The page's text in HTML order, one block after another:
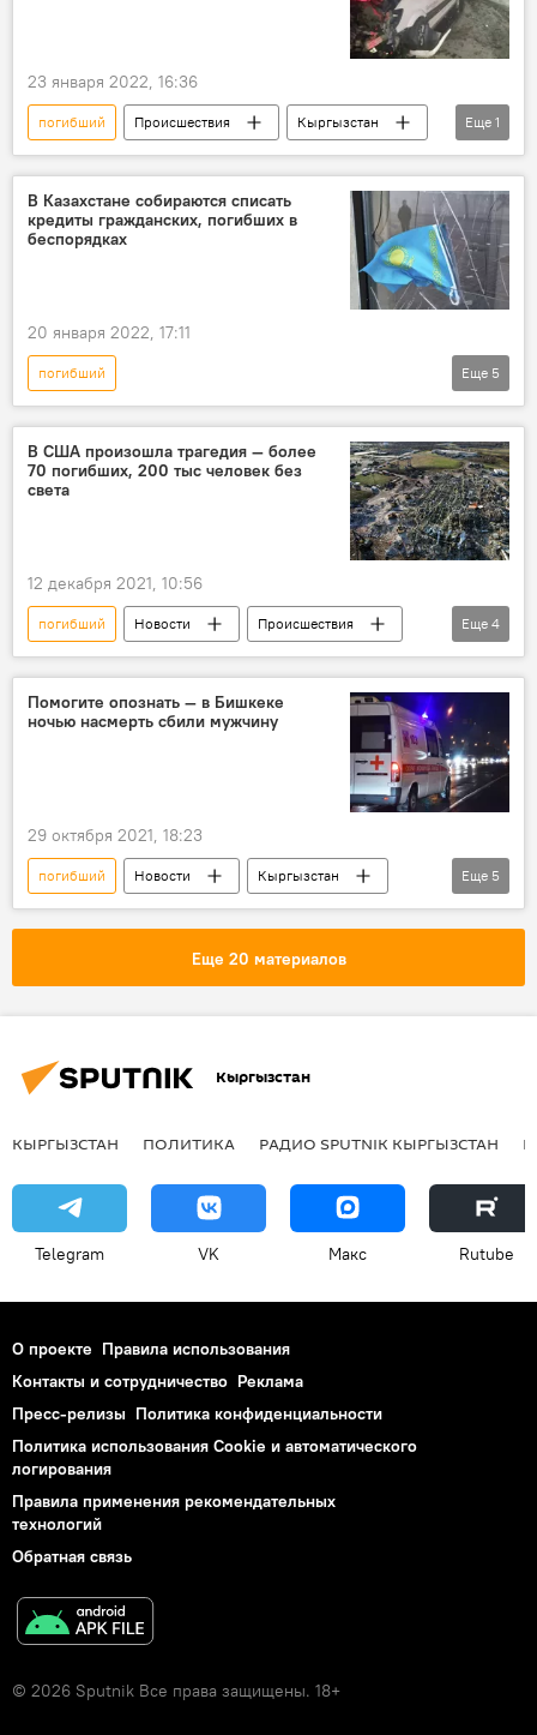
23 января 2022, 16:36
погибший Происшествия
Кыргызстан
ДТП
Еще 1
В Казахстане собираются списать
кредиты гражданских, погибших в
беспорядках
20 января 2022, 17:11
погибший
Беспорядки в Казахстане в январе 2022 года
Казахстан
кредит
беспорядки
списание
Еще 5
В США произошла трагедия — более
70 погибших, 200 тыс человек без
света
12 декабря 2021, 10:56
погибший Новости
Происшествия
В мире
США
торнадо
ураган
Еще 4
Помогите опознать — в Бишкеке
ночью насмерть сбили мужчину
29 октября 2021, 18:23
погибший Новости
Кыргызстан
Происшествия
Бишкек
ДТП
ДТП в Кыргызстане с начала 2021 года
Еще 5
Еще 20 материалов
Кыргызстан
КЫРГЫЗСТАН ПОЛИТИКА РАДИО SPUTNIK КЫРГЫЗСТАН
Telegram VK Макс Rutube
О проекте Правила использования
Контакты и сотрудничество Реклама
Пресс-релизы Политика конфиденциальности
Политика использования Cookie и автоматического
логирования
Правила применения рекомендательных
технологий
Обратная связь
© 2026 Sputnik Все права защищены. 18+